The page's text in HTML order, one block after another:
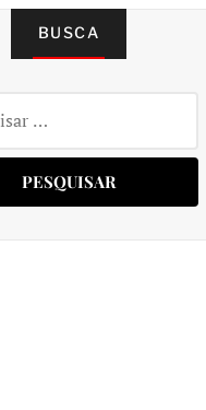
BUSCA